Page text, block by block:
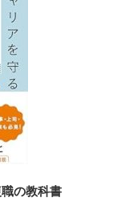
の教科書